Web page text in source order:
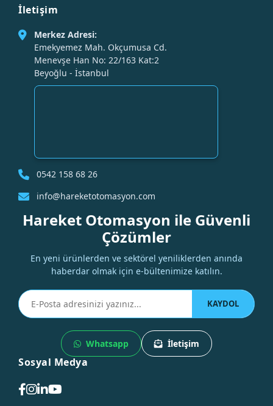
İletişim
Merkez Adresi:
Emekyemez Mah. Okçumusa Cd.
Menevşe Han No: 22/163 Kat:2
Beyoğlu - İstanbul
0542 158 68 26
info@hareketotomasyon.com
Hareket Otomasyon ile Güvenli
Çözümler
En yeni ürünlerden ve sektörel yeniliklerden anında
haberdar olmak için e-bültenimize katılın.
KAYDOL
Whatsapp İletişim
Sosyal Medya